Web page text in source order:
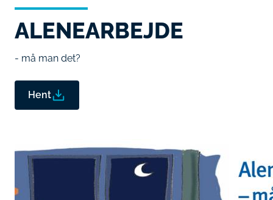
ALENEARBEJDE
- må man det?
Hent